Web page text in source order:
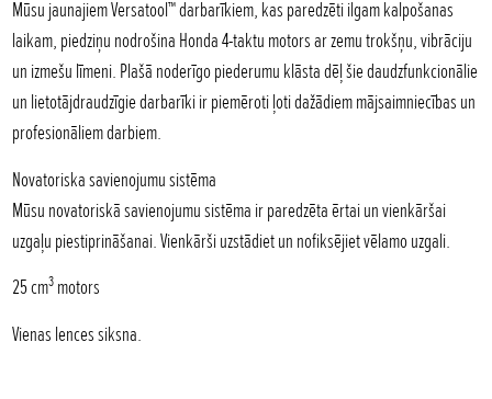
Mūsu jaunajiem Versatool™ darbarīkiem, kas paredzēti ilgam kalpošanas
laikam, piedziņu nodrošina Honda 4-taktu motors ar zemu trokšņu, vibrāciju
un izmešu līmeni. Plašā noderīgo piederumu klāsta dēļ šie daudzfunkcionālie
un lietotājdraudzīgie darbarīki ir piemēroti ļoti dažādiem mājsaimniecības un
profesionāliem darbiem.
Novatoriska savienojumu sistēma
Mūsu novatoriskā savienojumu sistēma ir paredzēta ērtai un vienkāršai
uzgaļu piestiprināšanai. Vienkārši uzstādiet un nofiksējiet vēlamo uzgali.
25 cm3 motors
Vienas lences siksna.